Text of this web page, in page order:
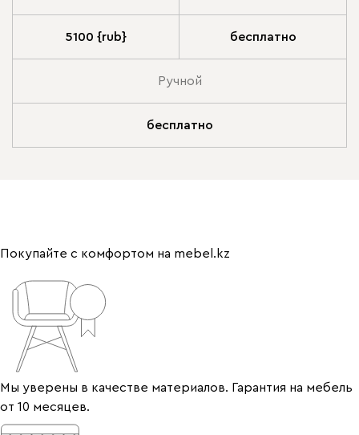
5100 {rub} бесплатно
Ручной
бесплатно
Покупайте с комфортом на mebel.kz
Мы уверены в качестве материалов. Гарантия на мебель
от 10 месяцев.